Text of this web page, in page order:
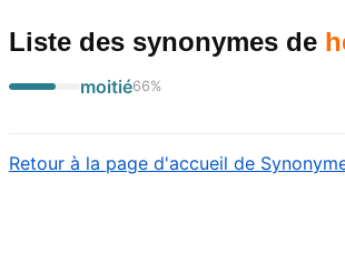
Liste des synonymes de
moitié66%
Retour à la page d'accueil de